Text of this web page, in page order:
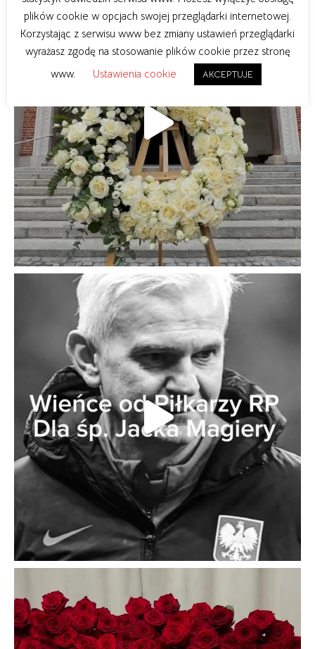
plików cookie w opcjach swojej przeglądarki internetowej.
Korzystając z serwisu www bez zmiany ustawień przeglądarki
wyrażasz zgodę na stosowanie plików cookie przez stronę
www.
Ustawienia cookie AKCEPTUJE